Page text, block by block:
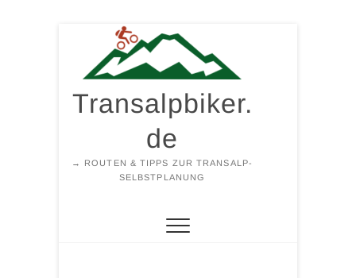
springen
Transalpbiker.
de
→ ROUTEN & TIPPS ZUR TRANSALP-
SELBSTPLANUNG